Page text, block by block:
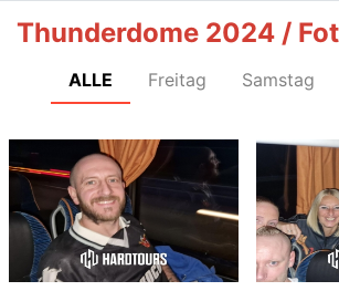
Thunderdome 2024 /
ALLE Freitag Samstag